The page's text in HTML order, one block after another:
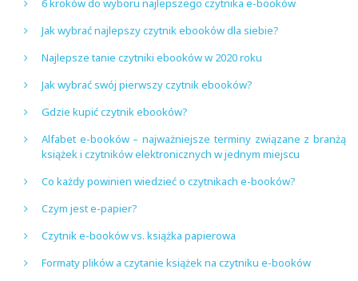
6 kroków do wyboru najlepszego czytnika e-booków
Jak wybrać najlepszy czytnik ebooków dla siebie?
Najlepsze tanie czytniki ebooków w 2020 roku
Jak wybrać swój pierwszy czytnik ebooków?
Gdzie kupić czytnik ebooków?
Alfabet e-booków – najważniejsze terminy związane z branżą
książek i czytników elektronicznych w jednym miejscu
Co każdy powinien wiedzieć o czytnikach e-booków?
Czym jest e-papier?
Czytnik e-booków vs. książka papierowa
Formaty plików a czytanie książek na czytniku e-booków